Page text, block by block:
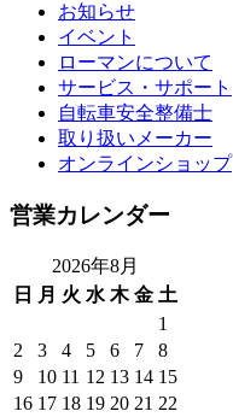
お知らせ
イベント
ローマンについて
サービス・サポート
自転車安全整備士
取り扱いメーカー
オンラインショップ
営業カレンダー
2026年8月
日
月 火 水 木 金 土
1
2
3 4 5 6 7
8
9
10 11 12 13 14 15
16 17 18 19 20 21 22